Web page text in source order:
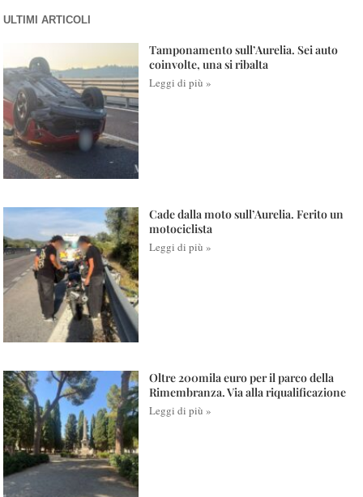
ULTIMI ARTICOLI
Tamponamento sull’Aurelia. Sei auto
coinvolte, una si ribalta
Leggi di più »
Cade dalla moto sull’Aurelia. Ferito un
motociclista
Leggi di più »
Oltre 200mila euro per il parco della
Rimembranza. Via alla riqualificazione
Leggi di più »